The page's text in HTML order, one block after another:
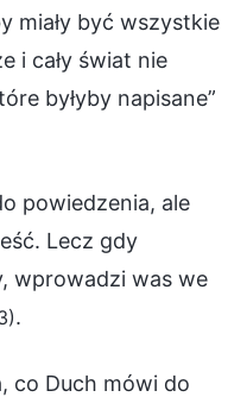
miały być wszystkie
i cały świat nie
byłyby napisane”
powiedzenia, ale
Lecz gdy
wprowadzi was we
.
co Duch mówi do